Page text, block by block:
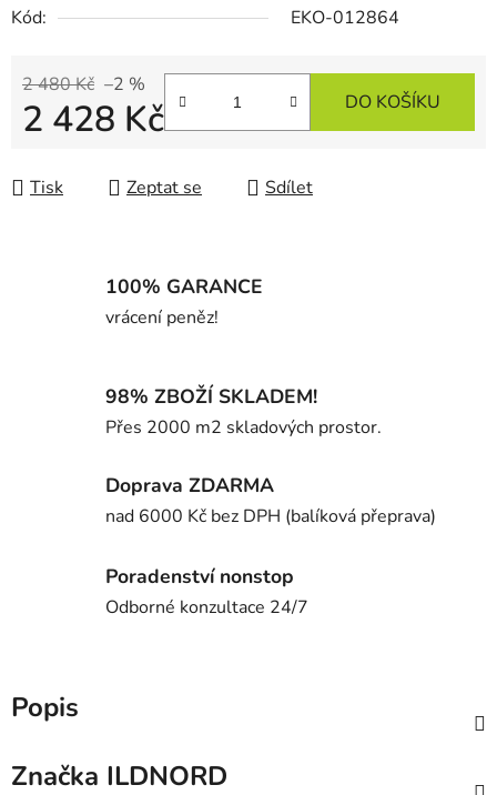
Kód:
EKO-012864
2 480 Kč –2 %
2 428 Kč DO KOŠÍKU
Tisk Zeptat se Sdílet
100% GARANCE
vrácení peněz!
98% ZBOŽÍ SKLADEM!
Přes 2000 m2 skladových prostor.
Doprava ZDARMA
nad 6000 Kč bez DPH (balíková přeprava)
Poradenství nonstop
Odborné konzultace 24/7
Popis
Značka ILDNORD